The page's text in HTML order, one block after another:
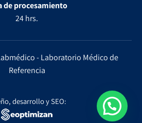
de procesamiento
24 hrs.
- Laboratorio Médico de
Referencia
desarrollo y SEO: